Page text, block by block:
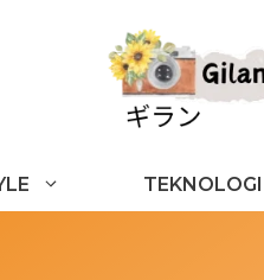
TEKNOLOGI